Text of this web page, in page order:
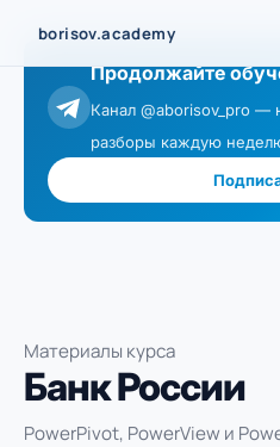
содержимомуПродолжайте
Канал @aborisov_pro —
разборы каждую
borisov.academy
Материалы курса
Банк России
PowerPivot, PowerView и